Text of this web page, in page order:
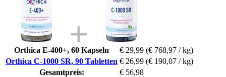
Orthica E-400+, 60 Kapseln € 29,99 (€ 768,97 / kg)
Orthica C-1000 SR, 90 Tabletten € 26,99 (€ 190,07 / kg)
Gesamtpreis:
€ 56,98